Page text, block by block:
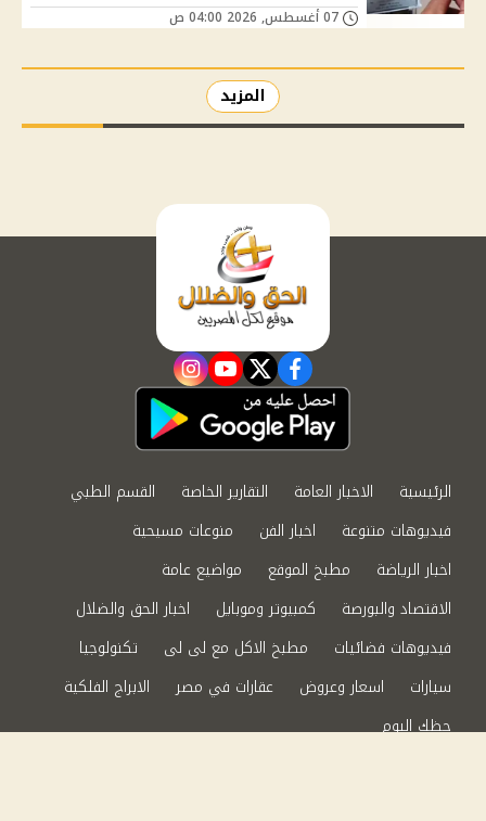
المزيد
facebook
twitter
youtube
instagram
الرئيسية الاخبار العامة التقارير الخاصة
القسم الطبي
فيديوهات متنوعة
اخبار الفن
منوعات مسيحية
اخبار الرياضة
مطبخ الموقع
مواضيع عامة
الاقتصاد والبورصة
كمبيوتر وموبايل
اخبار الحق والضلال
فيديوهات فضائيات
مطبخ الاكل مع لى لى
تكنولوجيا
سيارات
اسعار وعروض عقارات في مصر
الابراج الفلكية
حظك اليوم